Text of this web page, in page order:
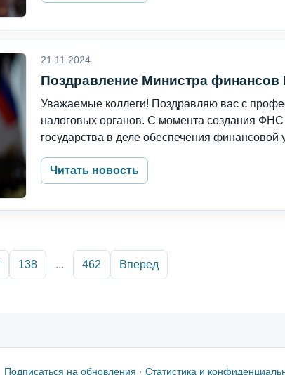
21.11.2024
Поздравление Министра
Уважаемые коллеги! Поздравляю вас с
налоговых органов. С момента создания
государства в деле обеспечения финансовой
Читать новость
138 ... 462 Вперед
Подписаться на обновления · Статистика и